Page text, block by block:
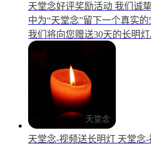
天堂念好评奖励活动 我们诚
中为“天堂念”留下一个真实
我们将向您赠送30天的长明灯
天堂念-视频送长明灯 天堂念